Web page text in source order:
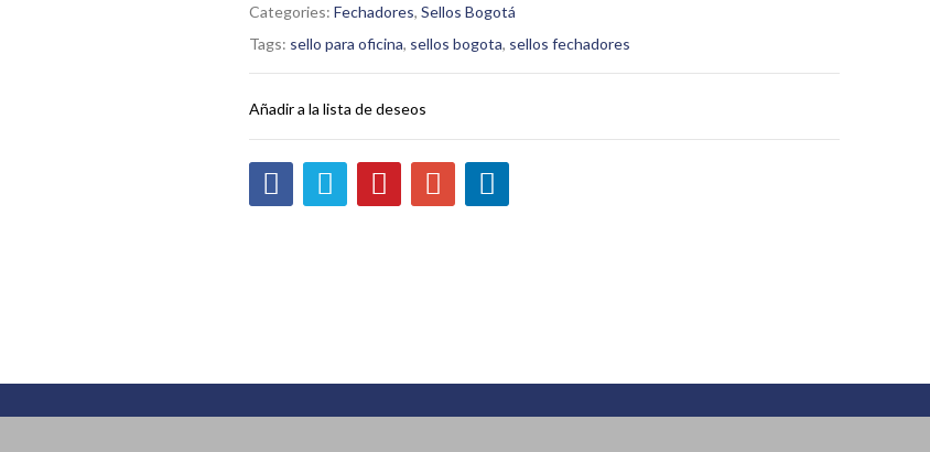
Categories: Fechadores, Sellos Bogotá
Tags: sello para oficina, sellos bogota, sellos fechadores
Añadir a la lista de deseos